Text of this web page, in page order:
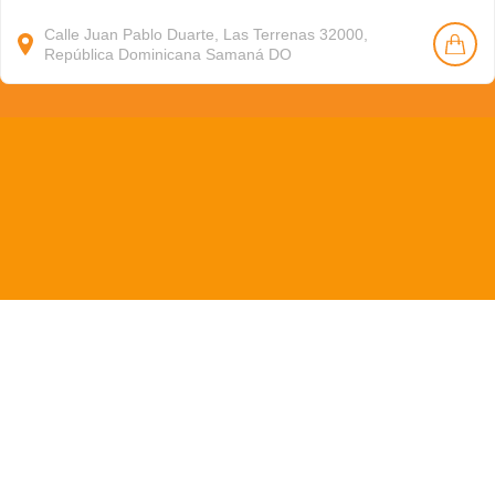
Calle Juan Pablo Duarte, Las Terrenas 32000,
República Dominicana Samaná DO